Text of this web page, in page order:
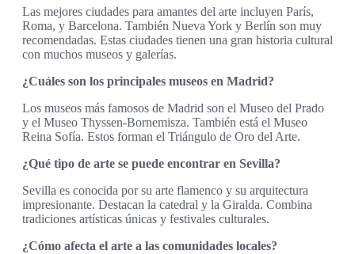
Las mejores ciudades para amantes del arte incluyen París,
Roma, y Barcelona. También Nueva York y Berlín son muy
recomendadas. Estas ciudades tienen una gran historia cultural
con muchos museos y galerías.
¿Cuáles son los principales museos en Madrid?
Los museos más famosos de Madrid son el Museo del Prado
y el Museo Thyssen-Bornemisza. También está el Museo
Reina Sofía. Estos forman el Triángulo de Oro del Arte.
¿Qué tipo de arte se puede encontrar en Sevilla?
Sevilla es conocida por su arte flamenco y su arquitectura
impresionante. Destacan la catedral y la Giralda. Combina
tradiciones artísticas únicas y festivales culturales.
¿Cómo afecta el arte a las comunidades locales?